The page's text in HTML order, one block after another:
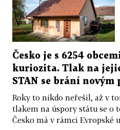
Česko je s 6254
kuriozita. Tlak na
STAN se brání novým
Roky to nikdo neřešil, až v
tlakem na úspory státu se o
Česko má v rámci Evropské